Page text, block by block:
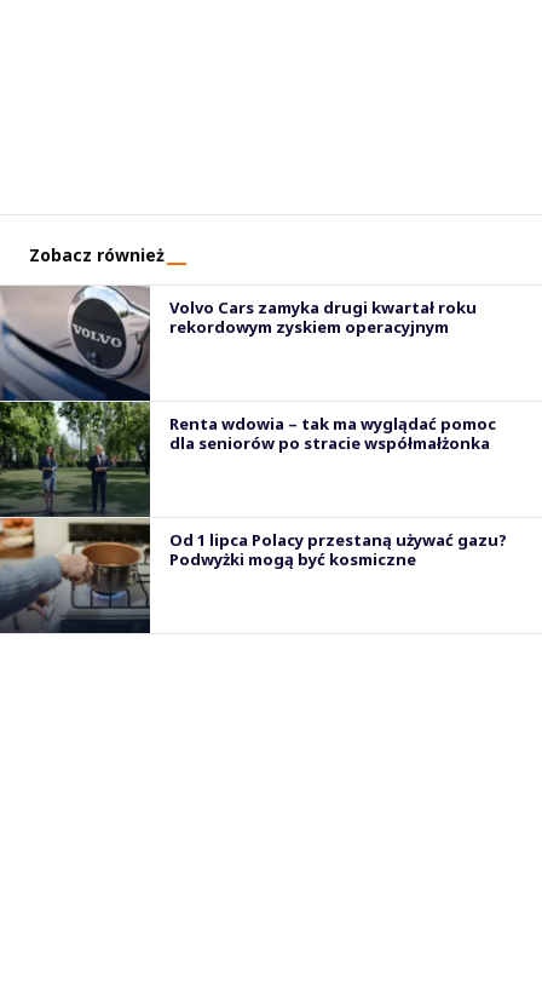
Zobacz również
Volvo Cars zamyka drugi kwartał roku
rekordowym zyskiem operacyjnym
Renta wdowia – tak ma wyglądać pomoc
dla seniorów po stracie współmałżonka
Od 1 lipca Polacy przestaną używać gazu?
Podwyżki mogą być kosmiczne